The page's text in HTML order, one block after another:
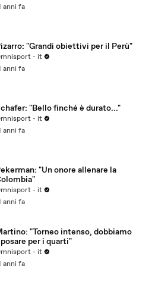
anni fa
"Grandi obiettivi per il Perù"
- it
anni fa
"Bello finché è durato..."
- it
anni fa
"Un onore allenare la
- it
anni fa
"Torneo intenso, dobbiamo
per i quarti"
- it
anni fa